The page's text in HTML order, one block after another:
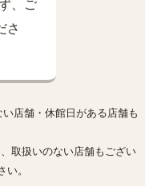
、ご
さ
店舗・休館日がある店舗も
取扱いのない店舗もござい
。